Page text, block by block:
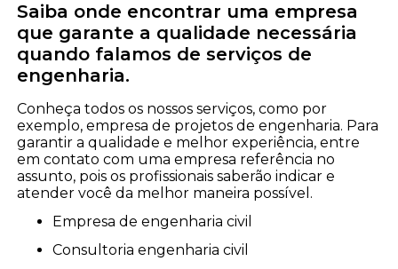
Saiba onde encontrar uma empresa
que garante a qualidade necessária
quando falamos de serviços de
engenharia.
Conheça todos os nossos serviços, como por
exemplo, empresa de projetos de engenharia. Para
garantir a qualidade e melhor experiência, entre
em contato com uma empresa referência no
assunto, pois os profissionais saberão indicar e
atender você da melhor maneira possível.
empresa de engenharia civil
consultoria engenharia civil